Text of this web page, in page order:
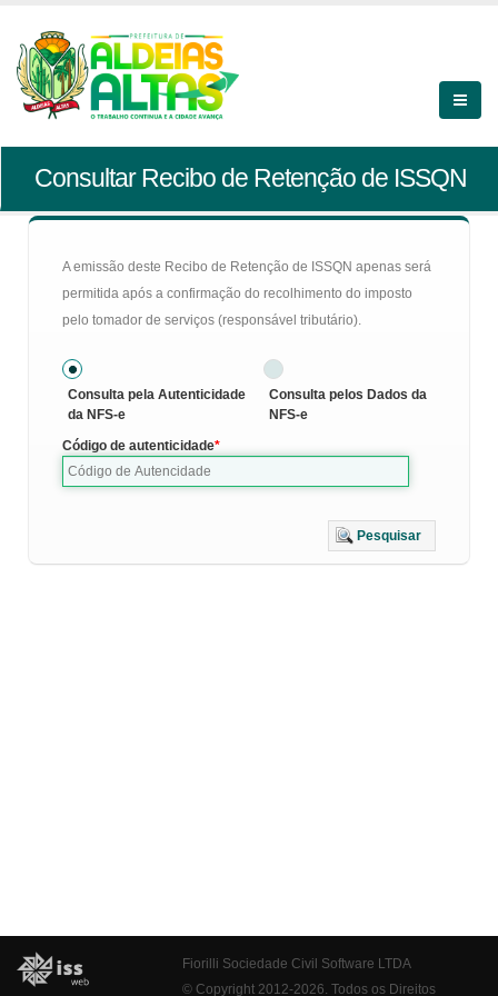
Consultar Recibo de Retenção de ISSQN
A emissão deste Recibo de Retenção de ISSQN apenas será
permitida após a confirmação do recolhimento do imposto
pelo tomador de serviços (responsável tributário).
Consulta pela Autenticidade
da NFS-e
Consulta pelos Dados da
NFS-e
Código de autenticidade
Pesquisar
Fiorilli Sociedade Civil Software LTDA
© Copyright 2012-2026. Todos os Direitos